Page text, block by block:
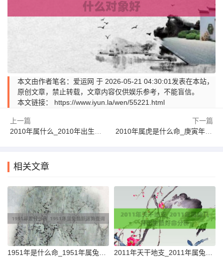
本文由作者笔名：爱运网 于 2026-05-21 04:30:01发表在本站，
原创文章，禁止转载，文章内容仅供娱乐参考，不能盲信。
本文链接： https://www.iyun.la/wen/55221.html
上一篇
2010年属什么_2010年出生五行缺什么
下一篇
2010年属虎是什么命_庚寅年虎一生命运详解介绍
相关文章